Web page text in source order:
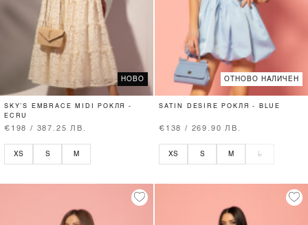
НОВО
SKY’S EMBRACE MIDI РОКЛЯ -
ECRU
€198 / 387.25 ЛВ.
XS S M
ОТНОВО НАЛИЧЕН
SATIN DESIRE РОКЛЯ - BLUE
€138 / 269.90 ЛВ.
XS S M L